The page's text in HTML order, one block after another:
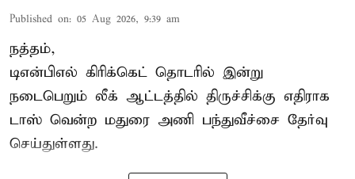
Published on: 05 Aug 2026, 9:39 am
நத்தம்,
டிஎன்பிஎல் கிரிக்கெட் தொடரில் இன்று
நடைபெறும் லீக் ஆட்டத்தில் திருச்சிக்கு எதிராக
டாஸ் வென்ற மதுரை அணி பந்துவீச்சை தேர்வு
செய்துள்ளது.